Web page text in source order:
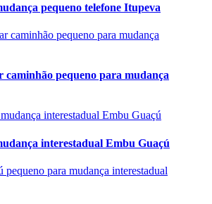
pequeno telefone Itupeva
caminhão pequeno para mudança
interestadual Embu Guaçú